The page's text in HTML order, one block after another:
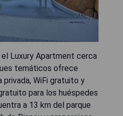
Luxury Apartment cerca
temáticos ofrece
privada, WiFi gratuito y
para los huéspedes
a 13 km del parque